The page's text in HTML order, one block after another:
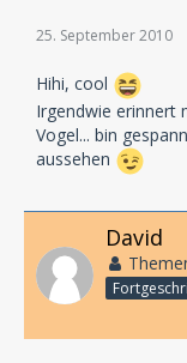
25. September 2010
Hihi, cool
Irgendwie erinnert
Vogel... bin
aussehen
David